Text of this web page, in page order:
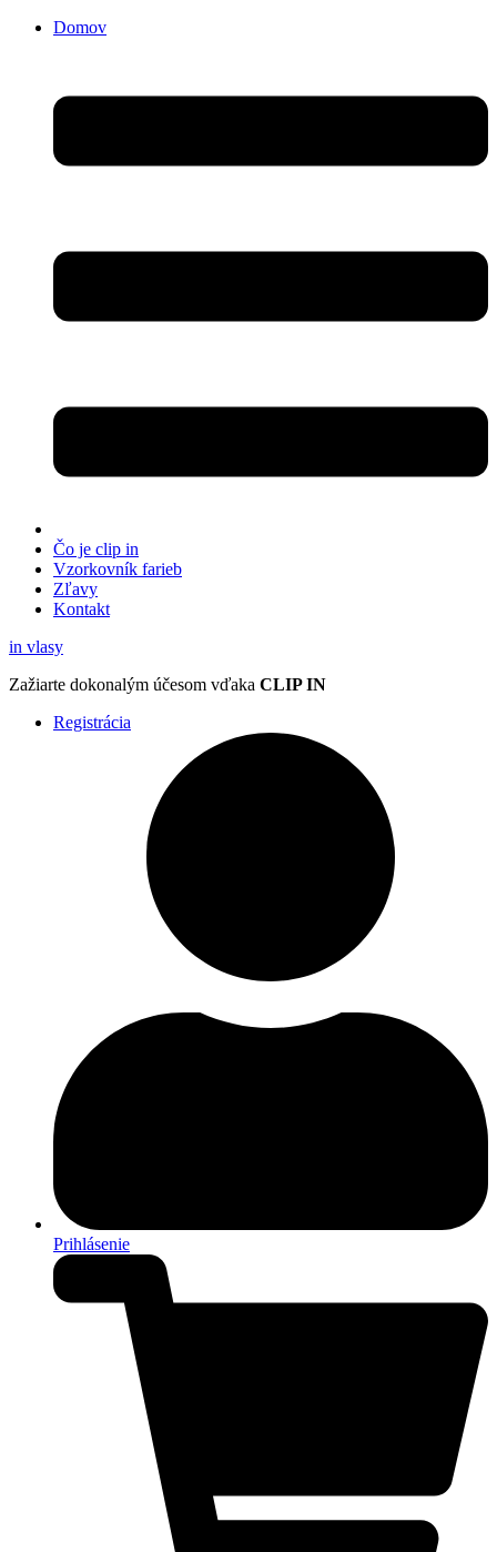
Domov
Čo je clip in
Vzorkovník farieb
Zľavy
Kontakt
in vlasy
Zažiarte dokonalým účesom vďaka CLIP IN
Registrácia
Prihlásenie